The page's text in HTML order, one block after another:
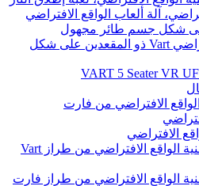
آلة ألعاب الواقع الافتراضي
على شكل جسم طائر مجهول
جهاز الواقع الافتراضي Vart ذو المقعدين على شكل
VART 5 Seater VR
الافتراضي من فارت
الافتراضي
مركبة فضائية بتقنية الواقع الافتراضي من طراز Vart
الواقع الافتراضي من طراز فارت